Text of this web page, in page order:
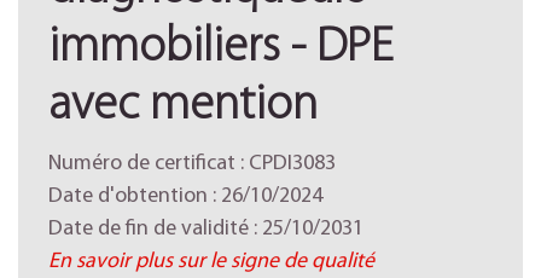
immobiliers - DPE
avec mention
Numéro de certificat : CPDI3083
Date d'obtention : 26/10/2024
Date de fin de validité : 25/10/2031
En savoir plus sur le signe de qualité